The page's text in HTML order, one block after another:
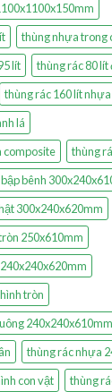
thùng nhựa trong
lít
thùng rác 80 lít
thùng rác 160 lít
lá
composite
thùng
bênh
300x240x620mm
250x610mm
tròn
240x240x610mm
thùng rác nhựa
con vật
thùng